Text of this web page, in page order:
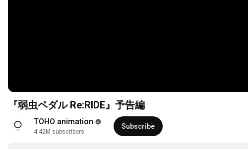
『弱虫ペダル Re:RIDE』予告編
TOHO animation
4.42M subscribers
Subscribe